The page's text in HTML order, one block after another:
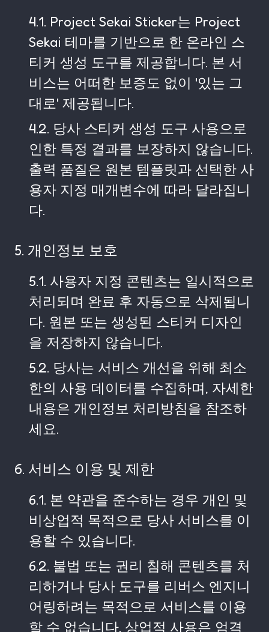
4.1. Project Sekai Sticker는 Project
Sekai 테마를 기반으로 한 온라인 스
티커 생성 도구를 제공합니다. 본 서
비스는 어떠한 보증도 없이 '있는 그
대로' 제공됩니다.
4.2. 당사 스티커 생성 도구 사용으로
인한 특정 결과를 보장하지 않습니다.
출력 품질은 원본 템플릿과 선택한 사
용자 지정 매개변수에 따라 달라집니
다.
5. 개인정보 보호
5.1. 사용자 지정 콘텐츠는 일시적으로
처리되며 완료 후 자동으로 삭제됩니
다. 원본 또는 생성된 스티커 디자인
을 저장하지 않습니다.
5.2. 당사는 서비스 개선을 위해 최소
한의 사용 데이터를 수집하며, 자세한
내용은 개인정보 처리방침을 참조하
세요.
6. 서비스 이용 및 제한
6.1. 본 약관을 준수하는 경우 개인 및
비상업적 목적으로 당사 서비스를 이
용할 수 있습니다.
6.2. 불법 또는 권리 침해 콘텐츠를 처
리하거나 당사 도구를 리버스 엔지니
어링하려는 목적으로 서비스를 이용
할 수 없습니다. 상업적 사용은 엄격